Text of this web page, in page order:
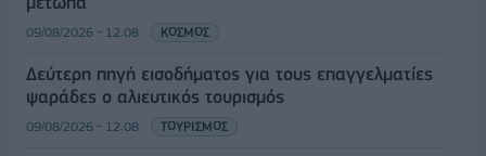
09/08/2026 - 12:08 ΚΟΣΜΟΣ
Δεύτερη πηγή εισοδήματος για τους επαγγελματίες
ψαράδες ο αλιευτικός τουρισμός
09/08/2026 - 12:08 ΤΟΥΡΙΣΜΟΣ